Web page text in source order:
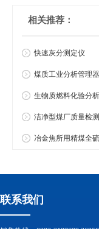
相关推荐：
快速灰分测定仪
煤质工业分析管理器
生物质燃料化验分
洁净型煤厂质量检
冶金焦所用精煤全
联系我们